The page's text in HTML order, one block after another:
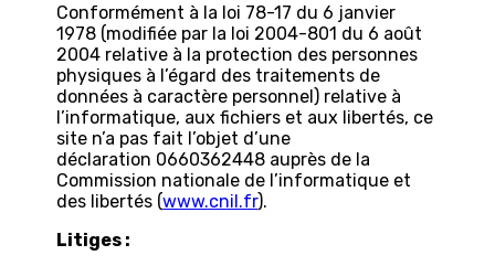
Conformément à la loi 78-17 du 6 janvier
1978 (modifiée par la loi 2004-801 du 6 août
2004 relative à la protection des personnes
physiques à l’égard des traitements de
données à caractère personnel) relative à
l’informatique, aux fichiers et aux libertés, ce
site n’a pas fait l’objet d’une
déclaration 0660362448 auprès de la
Commission nationale de l’informatique et
des libertés (www.cnil.fr).
Litiges :